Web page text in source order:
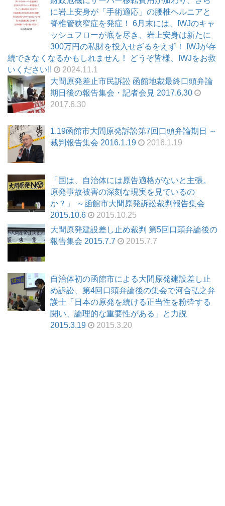
に岩上安身が「手術適応」の腰椎ヘルニアと
脊椎管狭窄症を発症！ 6月末には、IWJのキャ
ッシュフローが底を尽き、岩上安身は新たに
300万円の私財を投入せざるをえず！ IWJが存
続できなくなるかもしれません！ どうぞ皆様、IWJをお救
いください!!
2024.11.1
大間原発差止市民訴訟 函館地裁最終口頭弁論
期日後の報告集会・記者会見 2017.6.30
2017.6.30
1.19函館市大間原発訴訟第7回口頭弁論期日 ～
裁判報告集会 2016.1.19
2016.1.19
「国は、自治体には原告適格がないと主張。
原発事故被害の深刻な現実を見ているの
か？」 ～函館市大間原発訴訟裁判報告集会
2015.10.6
2015.10.25
大間原発建設差し止め裁判 第5回口頭弁論後の
報告集会 2015.7.7
2015.7.7
自治体初の函館市による大間原発建設差し止
め訴訟、第4回口頭弁論後の集会で河合弘之弁
護士「日本の原発を続ける正当性を粉砕する
闘い、論理的な重要性がある」と力説
2015.3.19
2015.3.20